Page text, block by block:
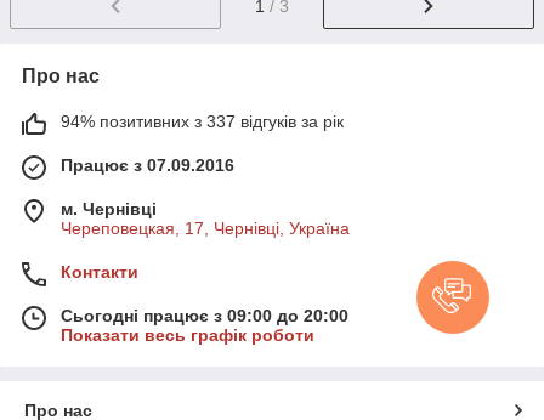
1 / 3
Про нас
94% позитивних з 337 відгуків за рік
Працює з 07.09.2016
м. Чернівці
Череповецкая, 17, Чернівці, Україна
Контакти
Сьогодні працює з 09:00 до 20:00
Показати весь графік роботи
Про нас